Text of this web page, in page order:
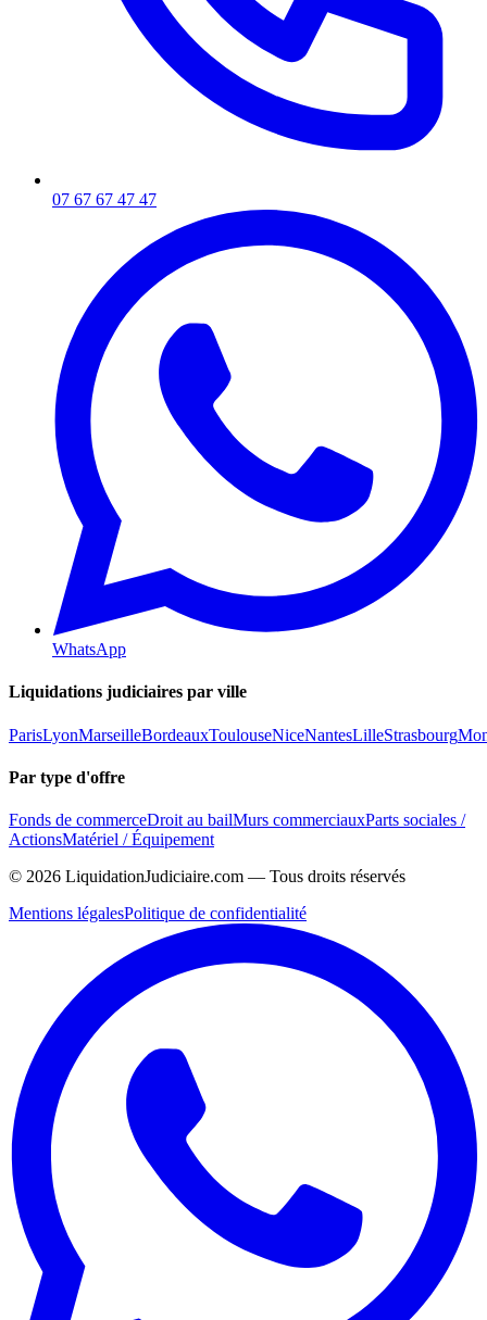
07 67 67 47 47
WhatsApp
Liquidations judiciaires par ville
ParisLyonMarseilleBordeauxToulouseNiceNantesLilleStrasbourg
Par type d'offre
Fonds de commerceDroit au bailMurs commerciauxParts sociales /
ActionsMatériel / Équipement
© 2026 LiquidationJudiciaire.com — Tous droits réservés
Mentions légalesPolitique de confidentialité